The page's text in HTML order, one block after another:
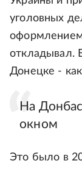
уголовных
оформлением
откладывал.
Донецке -
На
окном
Это было в